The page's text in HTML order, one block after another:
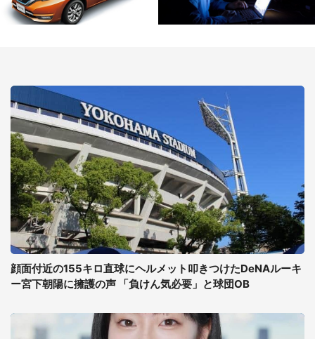
顔面付近の155キロ直球にヘルメット叩きつけたDeNAルーキ
ー宮下朝陽に擁護の声 「負けん気必要」と球団OB